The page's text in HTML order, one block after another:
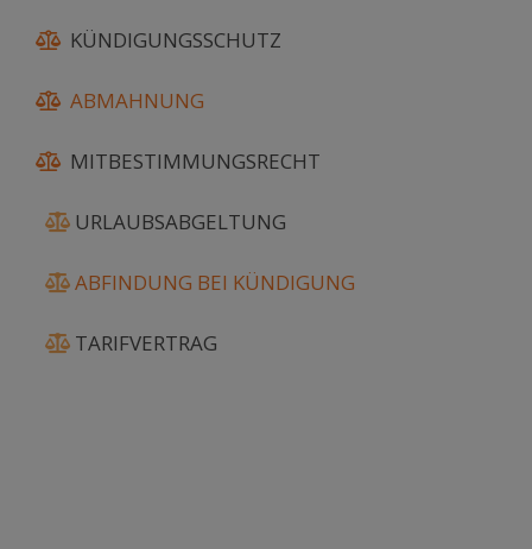
KÜNDIGUNGSSCHUTZ
ABMAHNUNG
MITBESTIMMUNGSRECHT
URLAUBSABGELTUNG
ABFINDUNG BEI KÜNDIGUNG
TARIFVERTRAG